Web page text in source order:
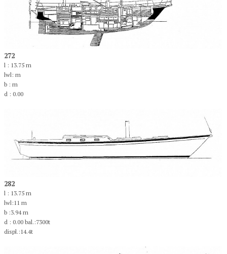
272
l : 13.75 m
lwl: m
b : m
d : 0.00
282
l : 13.75 m
lwl:11 m
b :3.94 m
d : 0.00 bal.:7300t
displ.:14.4t